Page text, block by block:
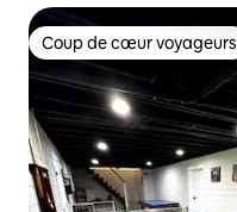
Coup de cœur voyageurs
Coup de cœur voyageurs